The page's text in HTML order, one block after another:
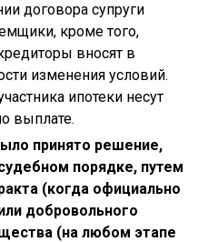
договора супруги
кроме того,
вносят в
изменения условий.
ипотеки несут
выплате.
принято решение,
порядке, путем
(когда официально
добровольного
(на любом этапе